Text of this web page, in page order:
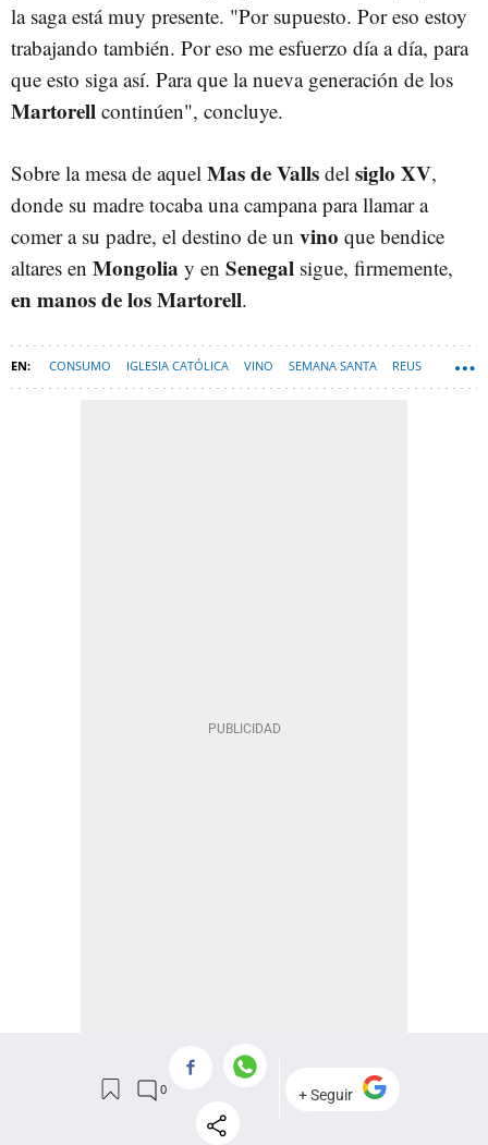
la saga está muy presente. "Por supuesto. Por eso estoy
trabajando también. Por eso me esfuerzo día a día, para
que esto siga así. Para que la nueva generación de los
Martorell continúen", concluye.
Sobre la mesa de aquel Mas de Valls del siglo XV,
donde su madre tocaba una campana para llamar a
comer a su padre, el destino de un vino que bendice
altares en Mongolia y en Senegal sigue, firmemente,
en manos de los Martorell.
CONSUMO IGLESIA CATÓLICA VINO SEMANA SANTA REUS